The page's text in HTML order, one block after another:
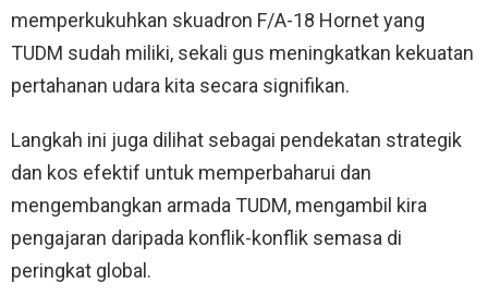
memperkukuhkan skuadron F/A-18 Hornet yang
TUDM sudah miliki, sekali gus meningkatkan kekuatan
pertahanan udara kita secara signifikan.
Langkah ini juga dilihat sebagai pendekatan strategik
dan kos efektif untuk memperbaharui dan
mengembangkan armada TUDM, mengambil kira
pengajaran daripada konflik-konflik semasa di
peringkat global.